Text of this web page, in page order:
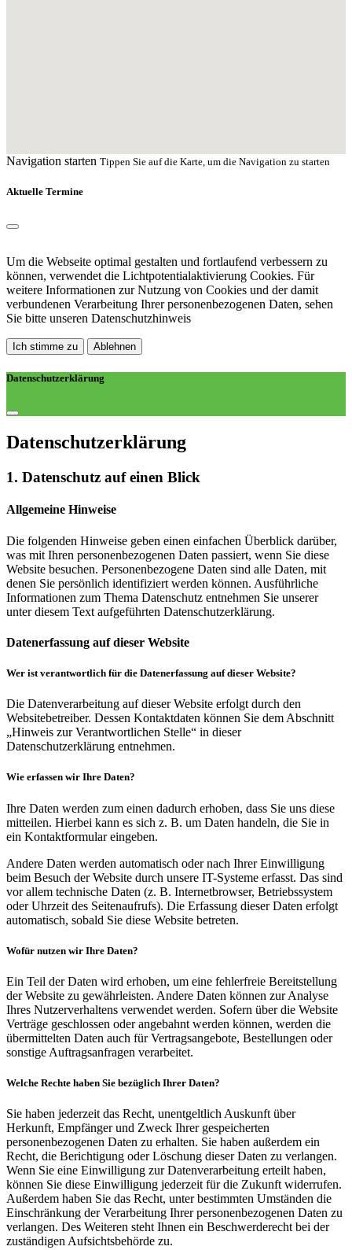
Navigation starten Tippen Sie auf die Karte, um die Navigation zu starten
Aktuelle Termine
Um die Webseite optimal gestalten und fortlaufend verbessern zu
können, verwendet die Lichtpotentialaktivierung Cookies. Für
weitere Informationen zur Nutzung von Cookies und der damit
verbundenen Verarbeitung Ihrer personenbezogenen Daten, sehen
Sie bitte unseren Datenschutzhinweis
Ich stimme zu Ablehnen
Datenschutzerklärung
Datenschutz­erklärung
1. Datenschutz auf einen Blick
Allgemeine Hinweise
Die folgenden Hinweise geben einen einfachen Überblick darüber,
was mit Ihren personenbezogenen Daten passiert, wenn Sie diese
Website besuchen. Personenbezogene Daten sind alle Daten, mit
denen Sie persönlich identifiziert werden können. Ausführliche
Informationen zum Thema Datenschutz entnehmen Sie unserer
unter diesem Text aufgeführten Datenschutzerklärung.
Datenerfassung auf dieser Website
Wer ist verantwortlich für die Datenerfassung auf dieser Website?
Die Datenverarbeitung auf dieser Website erfolgt durch den
Websitebetreiber. Dessen Kontaktdaten können Sie dem Abschnitt
„Hinweis zur Verantwortlichen Stelle“ in dieser
Datenschutzerklärung entnehmen.
Wie erfassen wir Ihre Daten?
Ihre Daten werden zum einen dadurch erhoben, dass Sie uns diese
mitteilen. Hierbei kann es sich z. B. um Daten handeln, die Sie in
ein Kontaktformular eingeben.
Andere Daten werden automatisch oder nach Ihrer Einwilligung
beim Besuch der Website durch unsere IT-Systeme erfasst. Das sind
vor allem technische Daten (z. B. Internetbrowser, Betriebssystem
oder Uhrzeit des Seitenaufrufs). Die Erfassung dieser Daten erfolgt
automatisch, sobald Sie diese Website betreten.
Wofür nutzen wir Ihre Daten?
Ein Teil der Daten wird erhoben, um eine fehlerfreie Bereitstellung
der Website zu gewährleisten. Andere Daten können zur Analyse
Ihres Nutzerverhaltens verwendet werden. Sofern über die Website
Verträge geschlossen oder angebahnt werden können, werden die
übermittelten Daten auch für Vertragsangebote, Bestellungen oder
sonstige Auftragsanfragen verarbeitet.
Welche Rechte haben Sie bezüglich Ihrer Daten?
Sie haben jederzeit das Recht, unentgeltlich Auskunft über
Herkunft, Empfänger und Zweck Ihrer gespeicherten
personenbezogenen Daten zu erhalten. Sie haben außerdem ein
Recht, die Berichtigung oder Löschung dieser Daten zu verlangen.
Wenn Sie eine Einwilligung zur Datenverarbeitung erteilt haben,
können Sie diese Einwilligung jederzeit für die Zukunft widerrufen.
Außerdem haben Sie das Recht, unter bestimmten Umständen die
Einschränkung der Verarbeitung Ihrer personenbezogenen Daten zu
verlangen. Des Weiteren steht Ihnen ein Beschwerderecht bei der
zuständigen Aufsichtsbehörde zu.